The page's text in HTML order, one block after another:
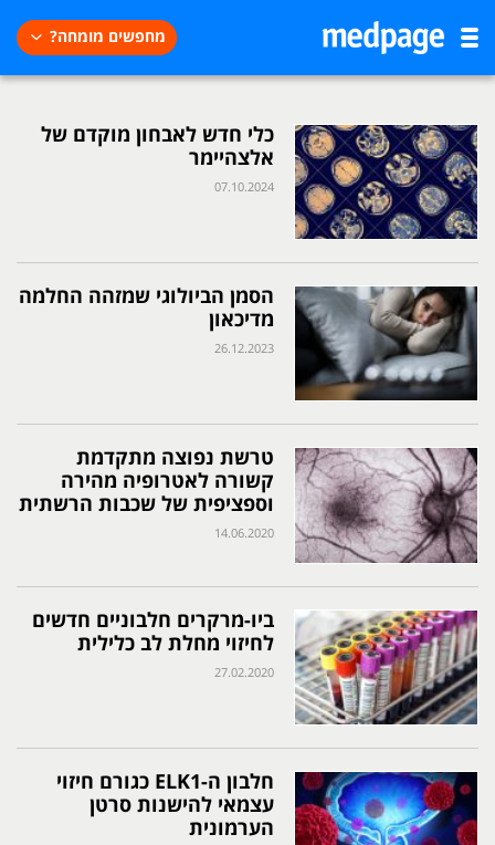
מחפשים מומחה?
כלי חדש לאבחון מוקדם של
אלצהיימר
07.10.2024
הסמן הביולוגי שמזהה החלמה
מדיכאון
26.12.2023
טרשת נפוצה מתקדמת
קשורה לאטרופיה מהירה
וספציפית של שכבות הרשתית
14.06.2020
ביו-מרקרים חלבוניים חדשים
לחיזוי מחלת לב כלילית
27.02.2020
חלבון ה-ELK1 כגורם חיזוי
עצמאי להישנות סרטן
הערמונית